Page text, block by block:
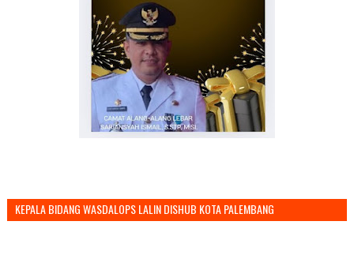
KEPALA BIDANG WASDALOPS LALIN DISHUB KOTA PALEMBANG